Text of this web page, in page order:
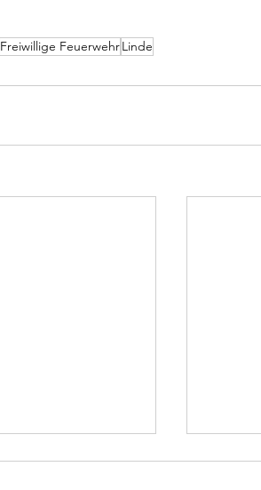
Freiwillige FeuerwehrLinde